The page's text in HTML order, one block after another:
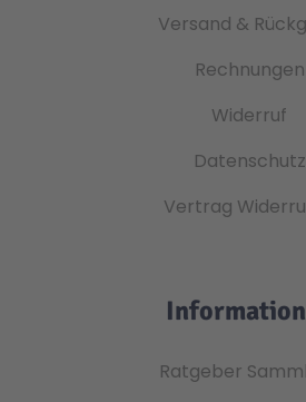
Versand &
Rechnungen
Widerruf
Datenschutz
Vertrag
Ratgeber